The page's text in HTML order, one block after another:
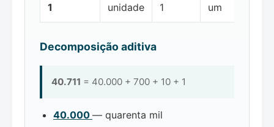
1 unidade 1 um
Decomposição aditiva
40.711 = 40.000 + 700 + 10 + 1
40.000 — quarenta mil